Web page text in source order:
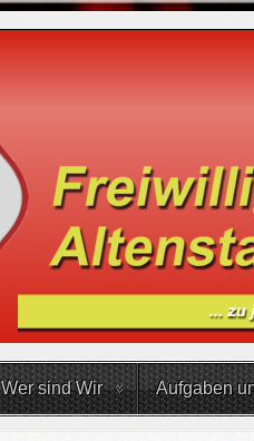
Wer sind Wir Aufgaben